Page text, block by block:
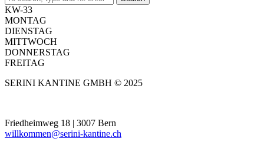
KW-33
MONTAG
DIENSTAG
MITTWOCH
DONNERSTAG
FREITAG
SERINI KANTINE GMBH © 2025
Friedheimweg 18 | 3007 Bern
willkommen@serini-kantine.ch